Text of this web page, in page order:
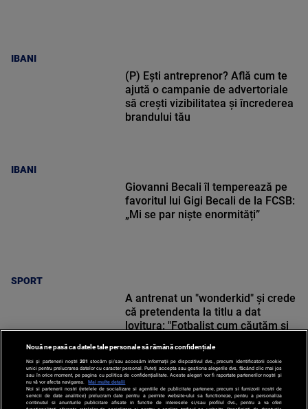
IBANI
IBANI
(P) Ești antreprenor? Află cum te
ajută o campanie de advertoriale
să crești vizibilitatea și încrederea
brandului tău
SPORT
Giovanni Becali îl temperează pe
favoritul lui Gigi Becali de la FCSB:
„Mi se par niște enormități”
SPORT
A antrenat un "wonderkid" și crede
că pretendenta la titlu a dat
lovitura: "Fotbalist cum căutăm și
Nouă ne pasă ca datele tale personale să rămână confidențiale
Noi și partenerii noștri 201 stocăm și/sau accesăm informații pe dispozitivul dvs., precum identificatorii cookie
unici pentru prelucrarea datelor cu caracter personal. Puteți accepta sau gestiona alegerile dvs. făcând clic mai jos
sau în orice moment, pe pagina cu politica de confidențialitate. Aceste alegeri vor fi raportate partenerilor noștri și
nu vă vor afecta navigarea.
Mai multe detalii
Noi si partenerii nostri (retelele de socializare si agentiile de publicitate partenere, precum si furnizorii nostri de
servicii de date analitice) prelucram date pentru a permite website-ului sa functioneze, pentru a personaliza
continutul si anunturile publicitare afisate in functie de interesele si/sau profilul dvs., pentru a va oferi